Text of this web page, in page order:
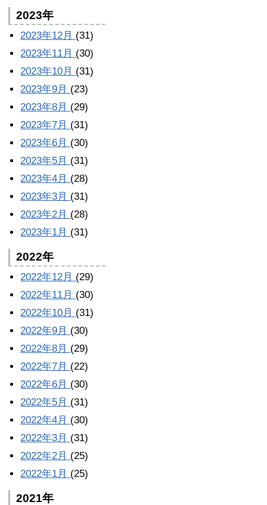
2023年
2023年12月 (31)
2023年11月 (30)
2023年10月 (31)
2023年9月 (23)
2023年8月 (29)
2023年7月 (31)
2023年6月 (30)
2023年5月 (31)
2023年4月 (28)
2023年3月 (31)
2023年2月 (28)
2023年1月 (31)
2022年
2022年12月 (29)
2022年11月 (30)
2022年10月 (31)
2022年9月 (30)
2022年8月 (29)
2022年7月 (22)
2022年6月 (30)
2022年5月 (31)
2022年4月 (30)
2022年3月 (31)
2022年2月 (25)
2022年1月 (25)
2021年